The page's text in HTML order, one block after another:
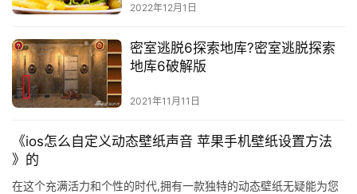
2022年12月1日
密室逃脱6探索地库?密室逃脱探索
地库6破解版
2021年11月11日
《ios怎么自定义动态壁纸声音 苹果手机壁纸设置方法
》的
在这个充满活力和个性的时代,拥有一款独特的动态壁纸无疑能为您